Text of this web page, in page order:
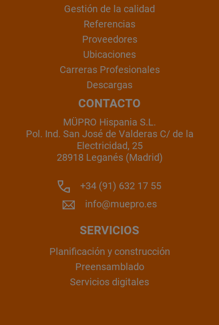
Gestión de la calidad
Referencias
Proveedores
Ubicaciones
Carreras Profesionales
Descargas
CONTACTO
MÜPRO Hispania S.L.
Pol. Ind. San José de Valderas C/ de la
Electricidad, 25
28918 Leganés (Madrid)
+34 (91) 632 17 55
info@muepro.es
SERVICIOS
Planificación y construcción
Preensamblado
Servicios digitales